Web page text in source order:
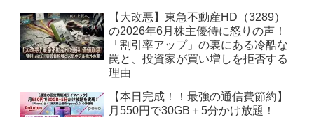
【大改悪】東急不動産HD（3289）
の2026年6月株主優待に怒りの声！
「割引率アップ」の裏にある冷酷な
罠と、投資家が買い増しを拒否する
理由
【本日完成！！最強の通信費節約】
月550円で30GB＋5分かけ放題！